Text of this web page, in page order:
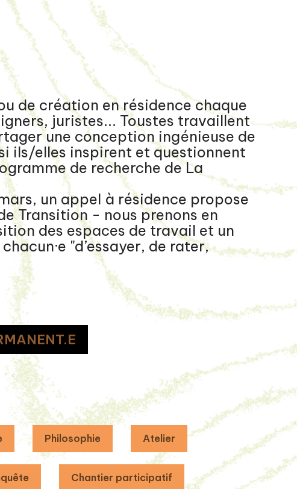
de création en résidence chaque
juristes... Toustes travaillent
une conception ingénieuse de
ils/elles inspirent et questionnent
de recherche de La
un appel à résidence propose
Transition - nous prenons en
des espaces de travail et un
"d’essayer, de rater,
Philosophie Atelier
Chantier participatif